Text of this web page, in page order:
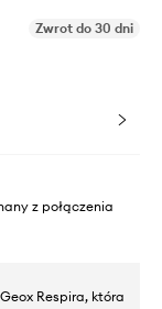
Zwrot do 30 dni
z połączenia
Respira, która